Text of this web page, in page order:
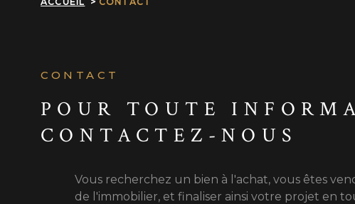
CONTACT
POUR TOUTE
CONTACTEZ-NOUS
Vous recherchez un bien à l'achat, vous êtes
de l'immobilier, et finaliser ainsi votre projet en